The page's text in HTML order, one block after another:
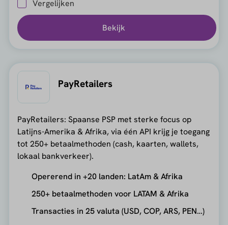
Vergelijken
Bekijk
PayRetailers
PayRetailers: Spaanse PSP met sterke focus op
Latijns-Amerika & Afrika, via één API krijg je toegang
tot 250+ betaalmethoden (cash, kaarten, wallets,
lokaal bankverkeer).
Opererend in +20 landen: LatAm & Afrika
250+ betaalmethoden voor LATAM & Afrika
Transacties in 25 valuta (USD, COP, ARS, PEN…)